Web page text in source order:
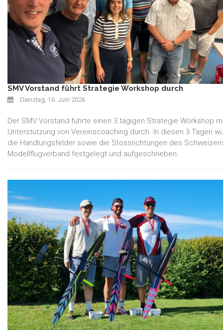
SMV Vorstand führt Strategie Workshop durch
Dienstag, 16. Juni 2026
Der SMV Vorstand führte einen 3 tägigen Strategie Workshop
Unterstützung von Vereinscoaching durch. In diesen 3 Tagen
die Handlungsfelder sowie die Stossrichtungen des
Modellflugverband festgelegt und aufgeschrieben.